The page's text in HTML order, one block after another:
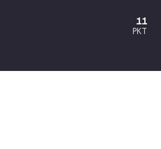
11
PKT